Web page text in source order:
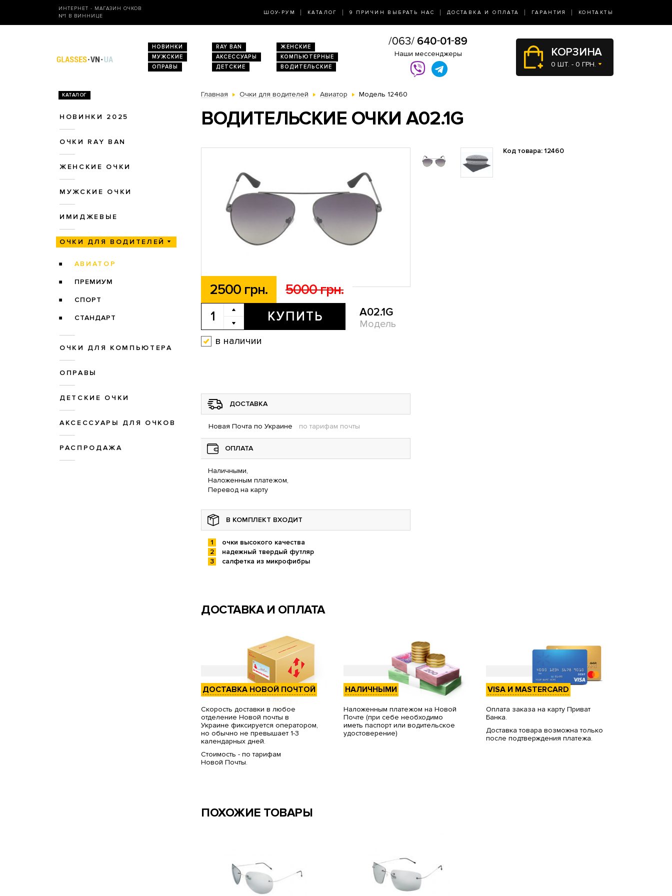
ИНТЕРНЕТ - МАГАЗИН ОЧКОВ
№1 В ВИННИЦЕ
ШОУ-РУМ КАТАЛОГ 9 ПРИЧИН ВЫБРАТЬ НАС ДОСТАВКА И ОПЛАТА ГАРАНТИЯ КОНТАКТЫ
НОВИНКИ RAY BAN
ЖЕНСКИЕ
МУЖСКИЕ
АКСЕССУАРЫ
КОМПЬЮТЕРНЫЕ
ОПРАВЫ
ДЕТСКИЕ ВОДИТЕЛЬСКИЕ
Наши мессенджеры КОРЗИНА
0 ШТ. - 0 ГРН.
КАТАЛОГ
НОВИНКИ 2025
ОЧКИ RAY BAN
ЖЕНСКИЕ ОЧКИ
МУЖСКИЕ ОЧКИ
ИМИДЖЕВЫЕ
ОЧКИ ДЛЯ ВОДИТЕЛЕЙ
АВИАТОР
ПРЕМИУМ
СПОРТ
СТАНДАРТ
ОЧКИ ДЛЯ КОМПЬЮТЕРА
ОПРАВЫ
ДЕТСКИЕ ОЧКИ
АКСЕССУАРЫ ДЛЯ ОЧКОВ
РАСПРОДАЖА
Главная Очки для водителей Авиатор Модель 12460
ВОДИТЕЛЬСКИЕ ОЧКИ A02.1G
2500 грн. 5000 грн.
КУПИТЬ A02.1G
Модель
в наличии
Код товара: 12460
ДОСТАВКА
Новая Почта по Украине по тарифам почты
ОПЛАТА
Наличными,
Наложенным платежом,
Перевод на карту
В КОМПЛЕКТ ВХОДИТ
очки высокого качества
надежный твердый футляр
салфетка из микрофибры
ДОСТАВКА И ОПЛАТА
ДОСТАВКА НОВОЙ ПОЧТОЙ
Скорость доставки в любое
отделение Новой почты в
Украине фиксируется оператором,
но обычно не превышает 1-3
календарных дней.
Стоимость - по тарифам
Новой Почты.
НАЛИЧНЫМИ
Наложенным платежом на Новой
Почте (при себе необходимо
иметь паспорт или водительское
удостоверение)
VISA И MASTERCARD
Оплата заказа на карту Приват
Банка.
Доставка товара возможна только
после подтверждения платежа.
ПОХОЖИЕ ТОВАРЫ